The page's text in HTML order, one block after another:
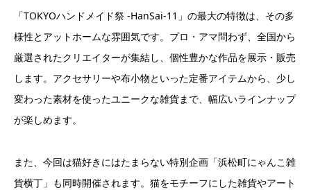
「TOKYOハンドメイド祭 -HanSai-11」の最大の特徴は、その多
様性とアットホームな雰囲気です。プロ・アマ問わず、全国から
厳選されたクリエイターが集結し、個性豊かな作品を展示・販売
します。アクセサリーや布小物といった定番アイテムから、少し
変わった素材を使ったユニークな雑貨まで、幅広いラインナップ
が楽しめます。
また、今回は猫好きにはたまらない特別企画「浜松町にゃんこ雑
貨横丁」も同時開催されます。猫をモチーフにした雑貨やアート